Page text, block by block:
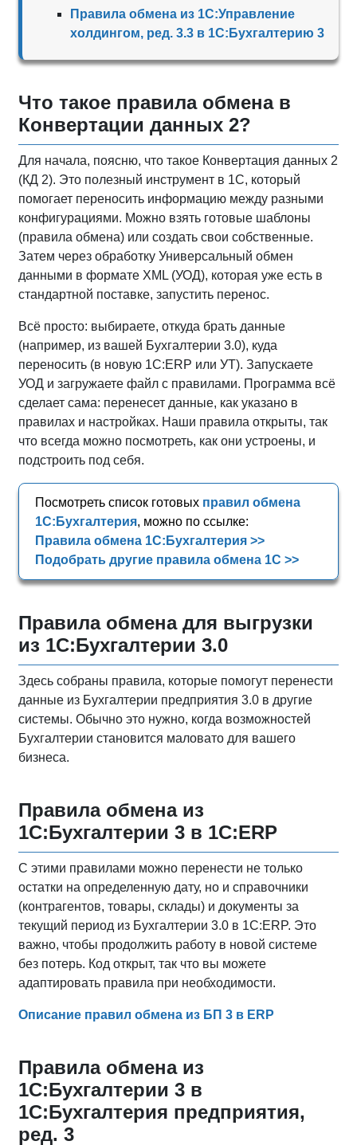
Правила обмена из 1С:Управление
холдингом, ред. 3.3 в 1С:Бухгалтерию 3
Что такое правила обмена в
Конвертации данных 2?
Для начала, поясню, что такое Конвертация данных 2
(КД 2). Это полезный инструмент в 1С, который
помогает переносить информацию между разными
конфигурациями. Можно взять готовые шаблоны
(правила обмена) или создать свои собственные.
Затем через обработку Универсальный обмен
данными в формате XML (УОД), которая уже есть в
стандартной поставке, запустить перенос.
Всё просто: выбираете, откуда брать данные
(например, из вашей Бухгалтерии 3.0), куда
переносить (в новую 1С:ERP или УТ). Запускаете
УОД и загружаете файл с правилами. Программа всё
сделает сама: перенесет данные, как указано в
правилах и настройках. Наши правила открыты, так
что всегда можно посмотреть, как они устроены, и
подстроить под себя.
Посмотреть список готовых правил обмена
1С:Бухгалтерия, можно по ссылке:
Правила обмена 1С:Бухгалтерия >>
Подобрать другие правила обмена 1С >>
Правила обмена для выгрузки
из 1С:Бухгалтерии 3.0
Здесь собраны правила, которые помогут перенести
данные из Бухгалтерии предприятия 3.0 в другие
системы. Обычно это нужно, когда возможностей
Бухгалтерии становится маловато для вашего
бизнеса.
Правила обмена из
1С:Бухгалтерии 3 в 1С:ERP
С этими правилами можно перенести не только
остатки на определенную дату, но и справочники
(контрагентов, товары, склады) и документы за
текущий период из Бухгалтерии 3.0 в 1С:ERP. Это
важно, чтобы продолжить работу в новой системе
без потерь. Код открыт, так что вы можете
адаптировать правила при необходимости.
Описание правил обмена из БП 3 в ERP
Правила обмена из
1С:Бухгалтерии 3 в
1С:Бухгалтерия предприятия,
ред. 3